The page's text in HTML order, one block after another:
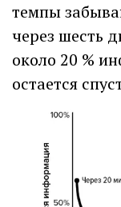
темпы
через шесть
около 20 %
остается